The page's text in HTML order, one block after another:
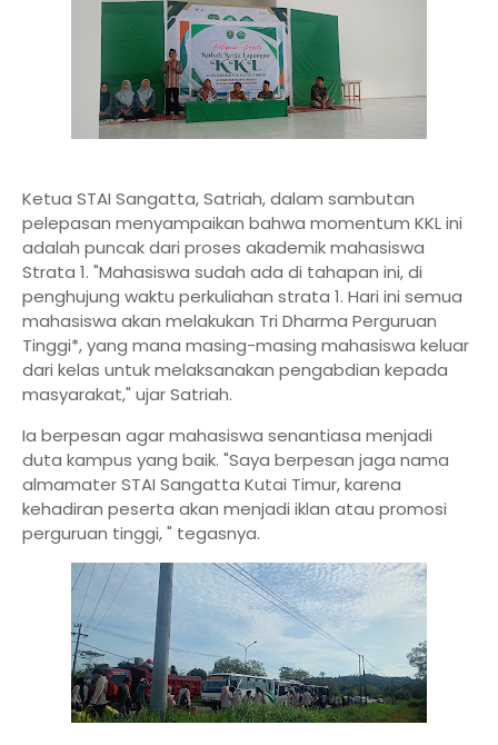
Ketua STAI Sangatta, Satriah, dalam sambutan
pelepasan menyampaikan bahwa momentum KKL ini
adalah puncak dari proses akademik mahasiswa
Strata 1. "Mahasiswa sudah ada di tahapan ini, di
penghujung waktu perkuliahan strata 1. Hari ini semua
mahasiswa akan melakukan Tri Dharma Perguruan
Tinggi*, yang mana masing-masing mahasiswa keluar
dari kelas untuk melaksanakan pengabdian kepada
masyarakat," ujar Satriah.
Ia berpesan agar mahasiswa senantiasa menjadi
duta kampus yang baik. "Saya berpesan jaga nama
almamater STAI Sangatta Kutai Timur, karena
kehadiran peserta akan menjadi iklan atau promosi
perguruan tinggi, " tegasnya.